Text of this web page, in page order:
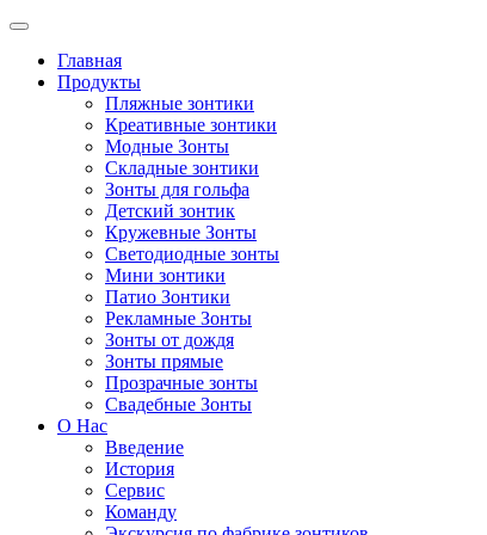
Главная
Продукты
Пляжные зонтики
Креативные зонтики
Модные Зонты
Складные зонтики
Зонты для гольфа
Детский зонтик
Кружевные Зонты
Светодиодные зонты
Мини зонтики
Патио Зонтики
Рекламные Зонты
Зонты от дождя
Зонты прямые
Прозрачные зонты
Свадебные Зонты
О Нас
Введение
История
Cервис
Команду